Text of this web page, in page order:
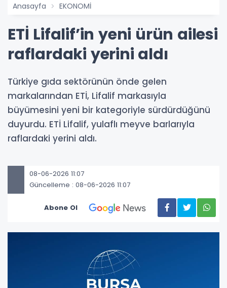
Anasayfa EKONOMİ
ETİ Lifalif’in yeni ürün ailesi
raflardaki yerini aldı
Türkiye gıda sektörünün önde gelen
markalarından ETİ, Lifalif markasıyla
büyümesini yeni bir kategoriyle sürdürdüğünü
duyurdu. ETİ Lifalif, yulaflı meyve barlarıyla
raflardaki yerini aldı.
08-06-2026 11:07
Güncelleme : 08-06-2026 11:07
Abone Ol